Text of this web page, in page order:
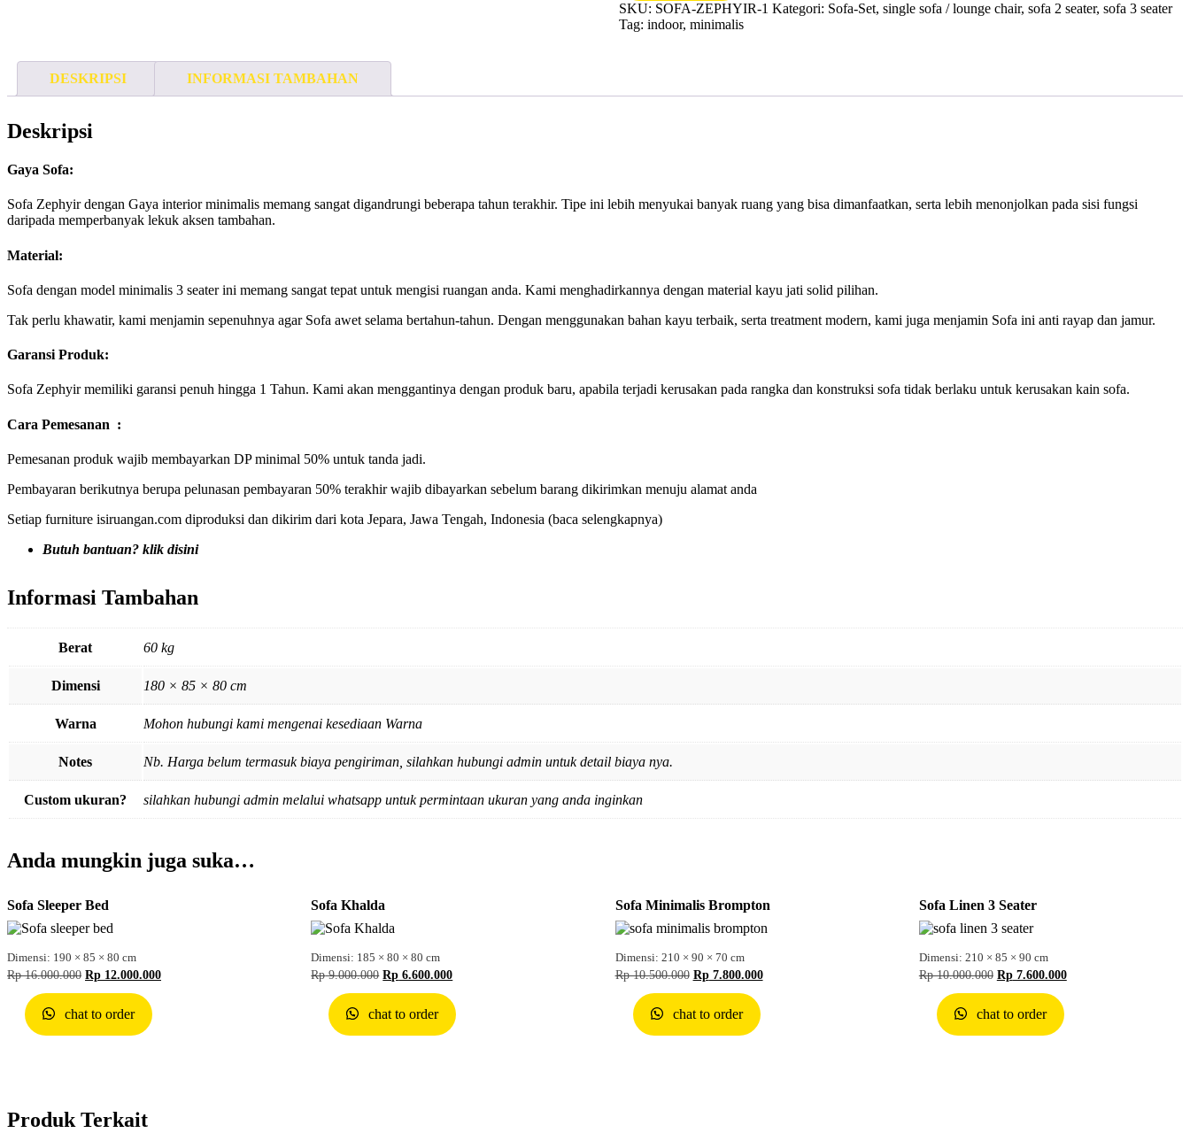
SKU: SOFA-ZEPHYIR-1 Kategori: Sofa-Set, single sofa / lounge chair, sofa 2 seater, sofa 3 seater
Tag: indoor, minimalis
DESKRIPSI INFORMASI TAMBAHAN
Deskripsi
Gaya Sofa:
Sofa Zephyir dengan Gaya interior minimalis memang sangat digandrungi beberapa tahun terakhir. Tipe ini lebih menyukai banyak ruang yang bisa dimanfaatkan, serta lebih menonjolkan pada sisi fungsi
daripada memperbanyak lekuk aksen tambahan.
Material:
Sofa dengan model minimalis 3 seater ini memang sangat tepat untuk mengisi ruangan anda. Kami menghadirkannya dengan material kayu jati solid pilihan.
Tak perlu khawatir, kami menjamin sepenuhnya agar Sofa awet selama bertahun-tahun. Dengan menggunakan bahan kayu terbaik, serta treatment modern, kami juga menjamin Sofa ini anti rayap dan jamur.
Garansi Produk:
Sofa Zephyir memiliki garansi penuh hingga 1 Tahun. Kami akan menggantinya dengan produk baru, apabila terjadi kerusakan pada rangka dan konstruksi sofa tidak berlaku untuk kerusakan kain sofa.
Cara Pemesanan :
Pemesanan produk wajib membayarkan DP minimal 50% untuk tanda jadi.
Pembayaran berikutnya berupa pelunasan pembayaran 50% terakhir wajib dibayarkan sebelum barang dikirimkan menuju alamat anda
Setiap furniture isiruangan.com diproduksi dan dikirim dari kota Jepara, Jawa Tengah, Indonesia (baca selengkapnya)
Butuh bantuan? klik disini
Informasi Tambahan
Berat 60 kg
Dimensi 180 × 85 × 80 cm
Warna Mohon hubungi kami mengenai kesediaan Warna
Notes Nb. Harga belum termasuk biaya pengiriman, silahkan hubungi admin untuk detail biaya nya.
Custom ukuran? silahkan hubungi admin melalui whatsapp untuk permintaan ukuran yang anda inginkan
Anda mungkin juga suka…
Sofa Sleeper Bed
Dimensi: 190 × 85 × 80 cm
Rp16.000.000 Rp 12.000.000
chat to order
Sofa Khalda
Dimensi: 185 × 80 × 80 cm
Rp9.000.000 Rp 6.600.000
chat to order
Sofa Minimalis Brompton
Dimensi: 210 × 90 × 70 cm
Rp10.500.000 Rp7.800.000
chat to order
Sofa Linen 3 Seater
Dimensi: 210 × 85 × 90 cm
Rp10.000.000 Rp7.600.000
chat to order
Produk Terkait